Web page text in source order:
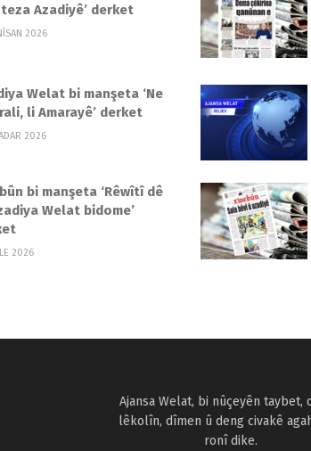
Azadiyê’ derket
2026
Welat bi manşeta ‘Ne
li Amarayê’ derket
2026
bi manşeta ‘Rêwîtî dê
Welat bidome’
2026
Ajansa Welat, bi nûçeyên taybet,
lêkolîn, dîmen û deng civakê
ronî dike.